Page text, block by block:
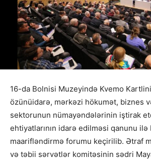
16-da Bolnisi Muzeyində Kvemo
özünüidarə, mərkəzi hökumət, biznes
sektorunun nümayəndələrinin iştirak
ehtiyatlarının idarə edilməsi qanunu ilə
maarifləndirmə forumu keçirilib. Ətraf
və təbii sərvətlər komitəsinin sədri